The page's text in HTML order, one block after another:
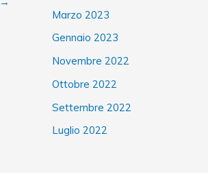
Marzo 2023
Gennaio 2023
Novembre 2022
Ottobre 2022
Settembre 2022
Luglio 2022